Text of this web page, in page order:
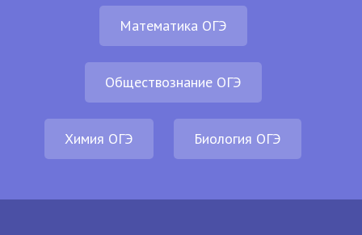
Математика ОГЭ
Обществознание ОГЭ
Химия ОГЭ Биология ОГЭ